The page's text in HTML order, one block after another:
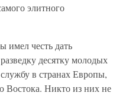
элитного
имел честь дать
десятку молодых
в странах Европы,
Востока. Никто из них не